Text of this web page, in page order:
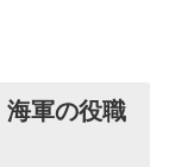
海軍の役職